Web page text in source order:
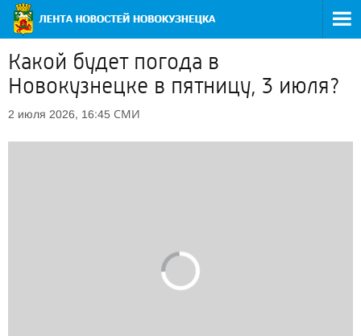
Какой будет погода в
Новокузнецке в пятницу, 3 июля?
2 июля 2026, 16:45 СМИ